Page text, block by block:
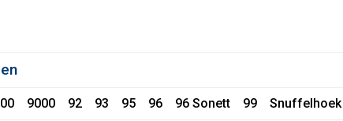
9000 92 93 95 96 96 Sonett 99 Snuffelhoek